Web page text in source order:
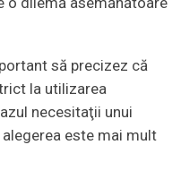
să precizez că
la utilizarea
necesitaţii unui
este mai mult